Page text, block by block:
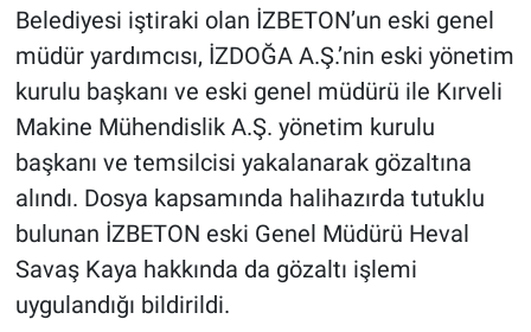
Belediyesi iştiraki olan İZBETON’un eski genel
müdür yardımcısı, İZDOĞA A.Ş.’nin eski yönetim
kurulu başkanı ve eski genel müdürü ile Kırveli
Makine Mühendislik A.Ş. yönetim kurulu
başkanı ve temsilcisi yakalanarak gözaltına
alındı. Dosya kapsamında halihazırda tutuklu
bulunan İZBETON eski Genel Müdürü Heval
Savaş Kaya hakkında da gözaltı işlemi
uygulandığı bildirildi.